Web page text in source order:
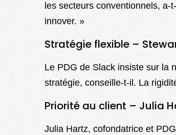
les secteurs conventionnels, a-
innover. »
Stratégie flexible –
Le PDG de Slack insiste sur la
stratégie, conseille-t-il. La
Priorité au client – Julia
Julia Hartz, cofondatrice et